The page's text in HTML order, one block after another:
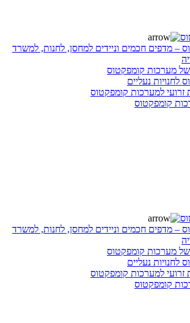
– מדפים חכמים וניידים למחסן, לחנות, למשרד
של מערכות קומפקטוס
לחנויות נעליים
זרועי למערכות קומפקטוס
קומפקטוס
– מדפים חכמים וניידים למחסן, לחנות, למשרד
של מערכות קומפקטוס
לחנויות נעליים
זרועי למערכות קומפקטוס
קומפקטוס